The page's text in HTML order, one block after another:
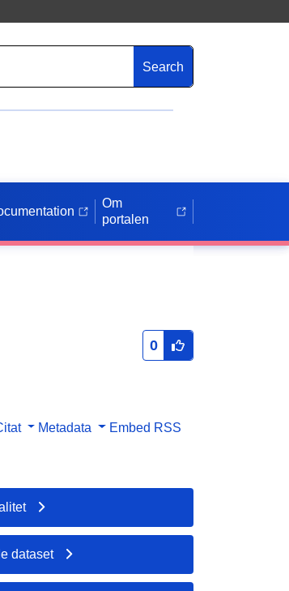
Search
Om
portalen
0
Metadata Embed RSS
dataset